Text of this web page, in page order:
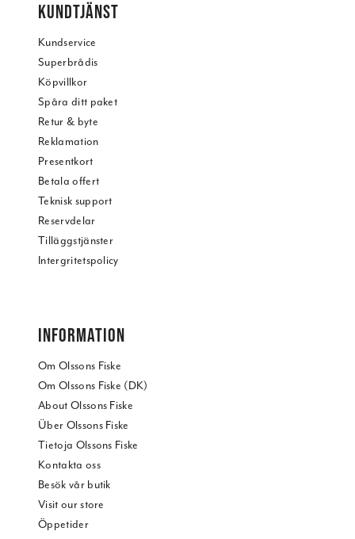
KUNDTJÄNST
Kundservice
Superbrådis
Köpvillkor
Spåra ditt paket
Retur & byte
Reklamation
Presentkort
Betala offert
Teknisk support
Reservdelar
Tilläggstjänster
Intergritetspolicy
INFORMATION
Om Olssons Fiske
Om Olssons Fiske (DK)
About Olssons Fiske
Über Olssons Fiske
Tietoja Olssons Fiske
Kontakta oss
Besök vår butik
Visit our store
Öppetider